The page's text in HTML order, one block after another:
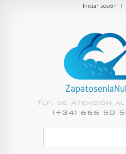
Iniciar sesión